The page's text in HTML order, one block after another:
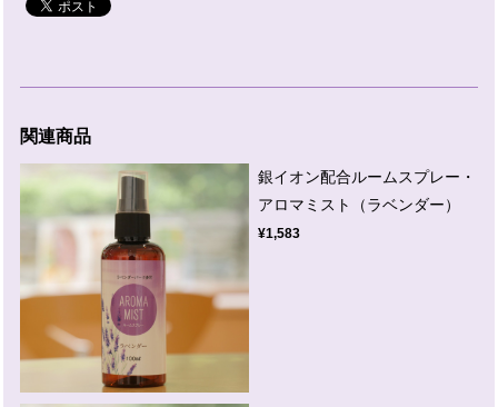
関連商品
銀イオン配合ルームスプレー・
アロマミスト（ラベンダー）
¥1,583